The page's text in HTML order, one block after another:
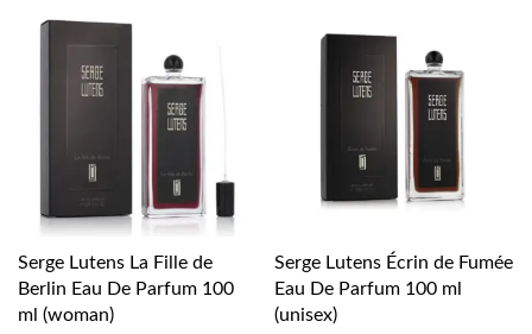
Serge Lutens La Fille de
Berlin Eau De Parfum 100
ml (woman)
Serge Lutens Écrin de Fumée
Eau De Parfum 100 ml
(unisex)